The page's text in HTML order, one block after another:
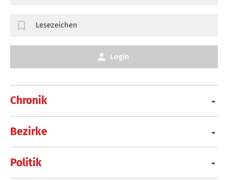
Chronik
Bezirke
Politik
Lesezeichen
Login